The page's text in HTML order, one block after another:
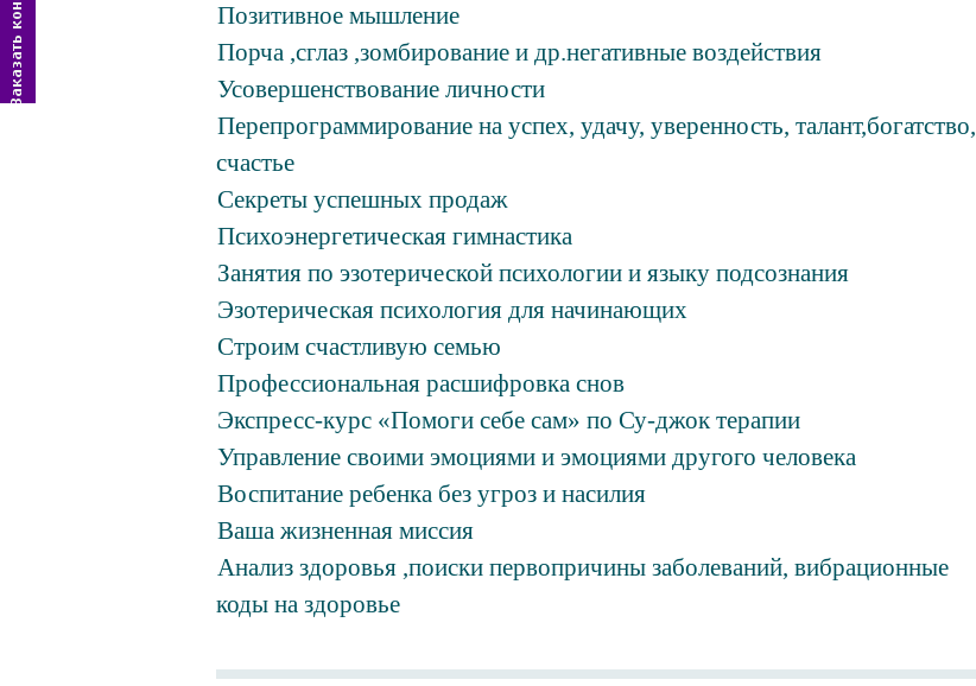
Позитивное мышление
Порча ,сглаз ,зомбирование и др.негативные воздействия
Усовершенствование личности
Перепрограммирование на успех, удачу, уверенность, талант,богатство,
счастье
Секреты успешных продаж
Психоэнергетическая гимнастика
Занятия по эзотерической психологии и языку подсознания
Эзотерическая психология для начинающих
Строим счастливую семью
Профессиональная расшифровка снов
Экспресс-курс «Помоги себе сам» по Су-джок терапии
Управление своими эмоциями и эмоциями другого человека
Воспитание ребенка без угроз и насилия
Ваша жизненная миссия
Анализ здоровья ,поиски первопричины заболеваний, вибрационные
коды на здоровье